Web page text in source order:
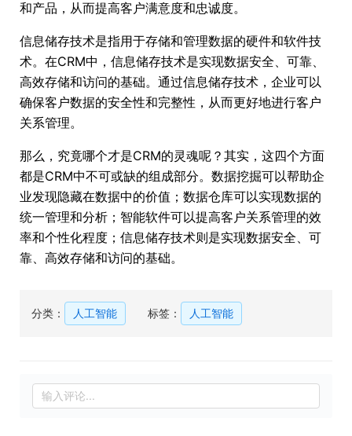
和产品，从而提高客户满意度和忠诚度。
信息储存技术是指用于存储和管理数据的硬件和软件技
术。在CRM中，信息储存技术是实现数据安全、可靠、
高效存储和访问的基础。通过信息储存技术，企业可以
确保客户数据的安全性和完整性，从而更好地进行客户
关系管理。
那么，究竟哪个才是CRM的灵魂呢？其实，这四个方面
都是CRM中不可或缺的组成部分。数据挖掘可以帮助企
业发现隐藏在数据中的价值；数据仓库可以实现数据的
统一管理和分析；智能软件可以提高客户关系管理的效
率和个性化程度；信息储存技术则是实现数据安全、可
靠、高效存储和访问的基础。
分类： 人工智能 标签： 人工智能